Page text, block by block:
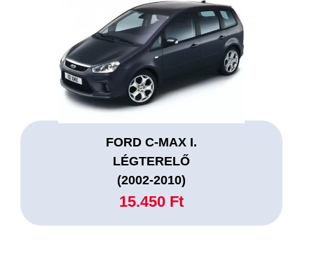
FORD C-MAX I.
LÉGTERELŐ
(2002-2010)
15.450 Ft